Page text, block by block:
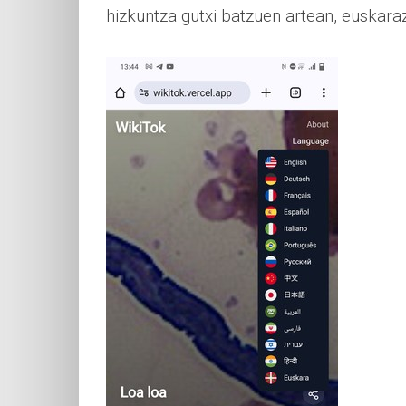
hizkuntza gutxi batzuen artean,